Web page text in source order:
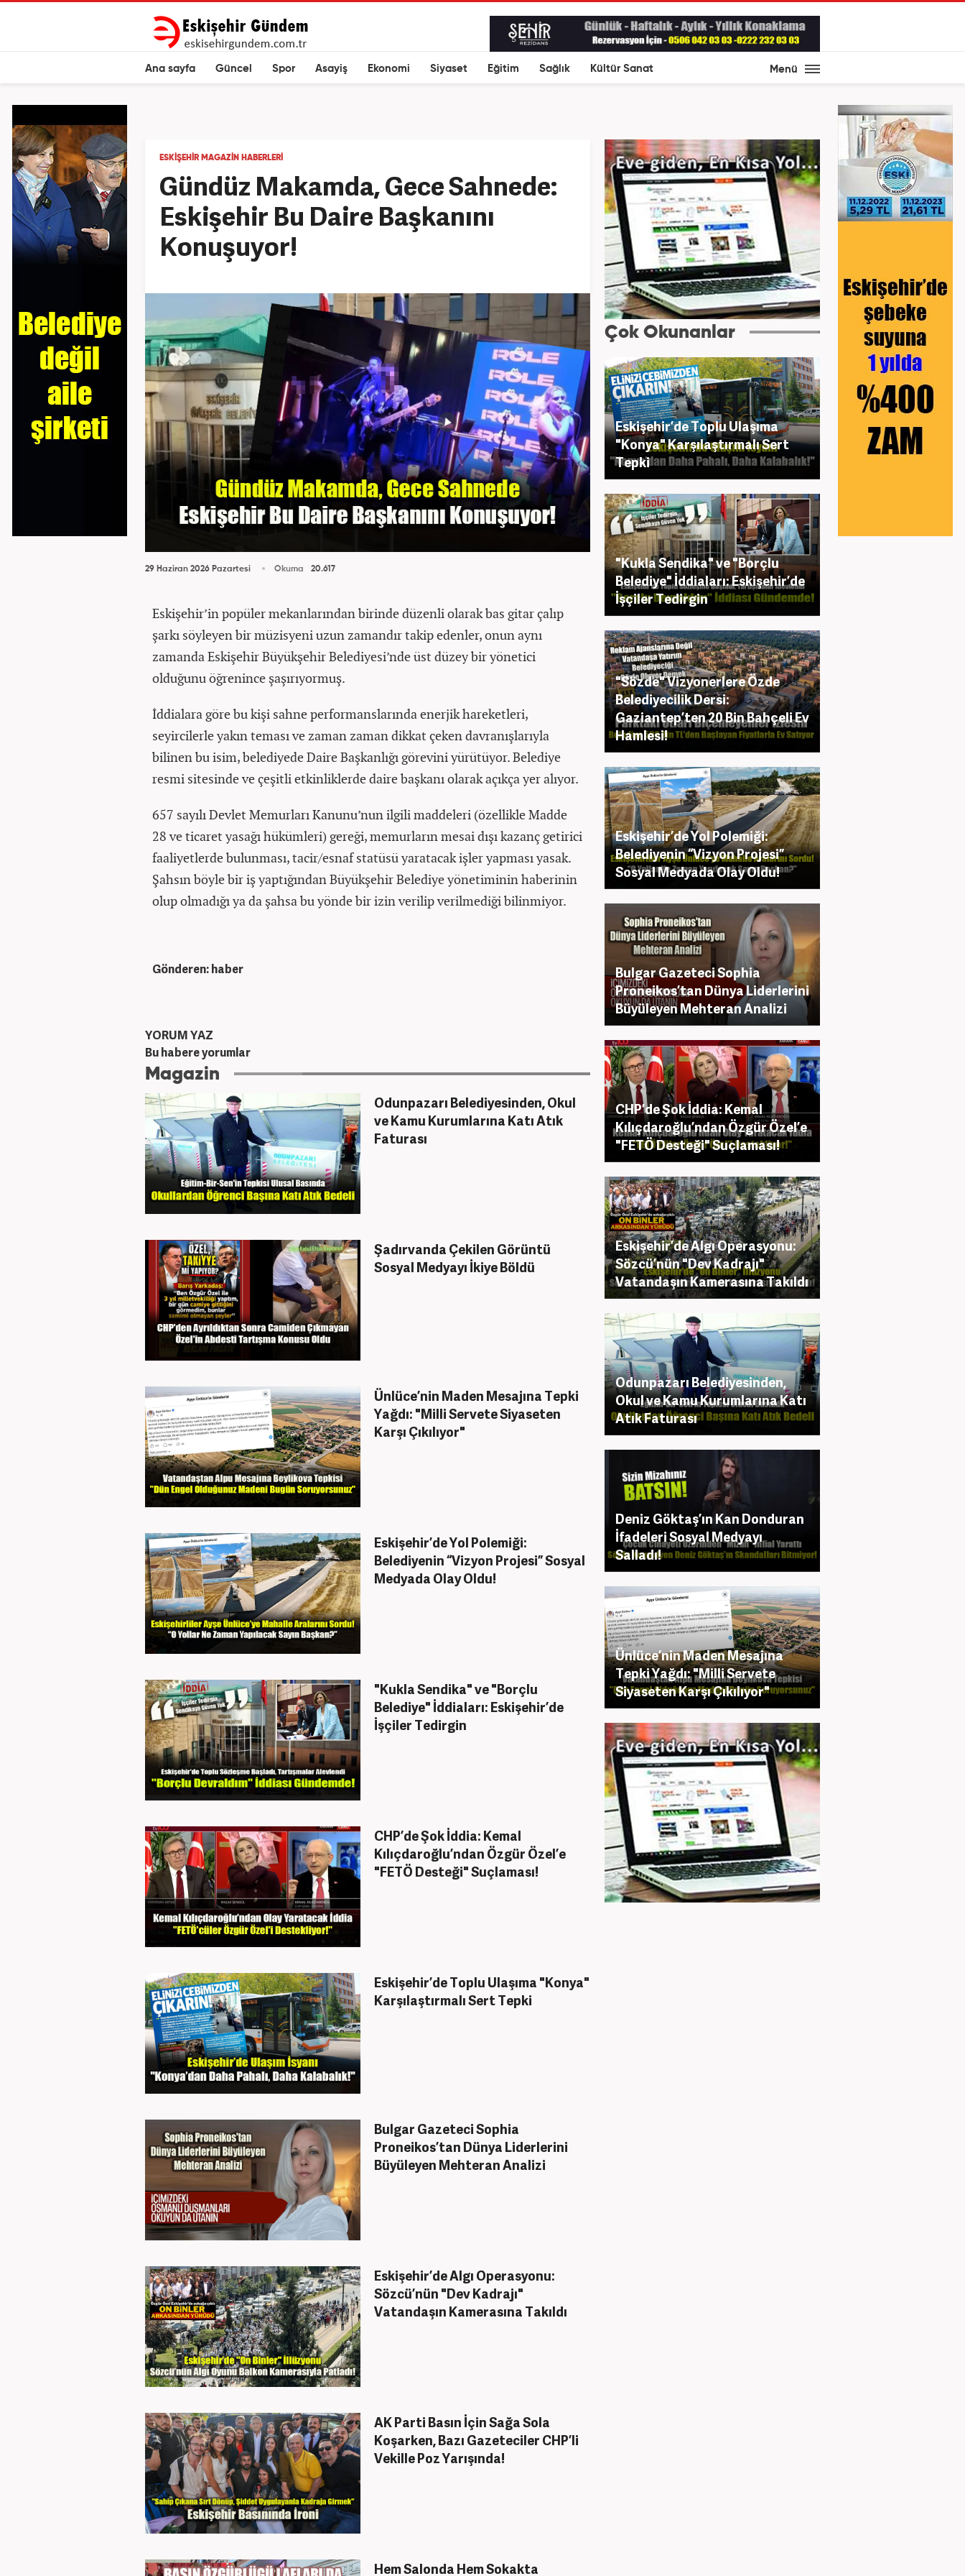
Ana sayfa Güncel Spor Asayiş Ekonomi Siyaset Eğitim Sağlık Kültür Sanat Menü
ESKIŞEHIR MAGAZIN HABERLERI
Gündüz Makamda, Gece Sahnede:
Eskişehir Bu Daire Başkanını
Konuşuyor!
29 Haziran 2026 Pazartesi Okuma 20.617
Eskişehir’in popüler mekanlarından birinde düzenli olarak bas gitar çalıp
şarkı söyleyen bir müzisyeni uzun zamandır takip edenler, onun aynı
zamanda Eskişehir Büyükşehir Belediyesi’nde üst düzey bir yönetici
olduğunu öğrenince şaşırıyormuş.
İddialara göre bu kişi sahne performanslarında enerjik hareketleri,
seyircilerle yakın teması ve zaman zaman dikkat çeken davranışlarıyla
bilinen bu isim, belediyede Daire Başkanlığı görevini yürütüyor. Belediye
resmi sitesinde ve çeşitli etkinliklerde daire başkanı olarak açıkça yer alıyor.
657 sayılı Devlet Memurları Kanunu’nun ilgili maddeleri (özellikle Madde
28 ve ticaret yasağı hükümleri) gereği, memurların mesai dışı kazanç getirici
faaliyetlerde bulunması, tacir/esnaf statüsü yaratacak işler yapması yasak.
Şahsın böyle bir iş yaptığından Büyükşehir Belediye yönetiminin haberinin
olup olmadığı ya da şahsa bu yönde bir izin verilip verilmediği bilinmiyor.
Gönderen: haber
YORUM YAZ
Bu habere yorumlar
Magazin
Odunpazarı Belediyesinden, Okul
ve Kamu Kurumlarına Katı Atık
Faturası
Şadırvanda Çekilen Görüntü
Sosyal Medyayı İkiye Böldü
Ünlüce’nin Maden Mesajına Tepki
Yağdı: "Milli Servete Siyaseten
Karşı Çıkılıyor"
Eskişehir’de Yol Polemiği:
Belediyenin “Vizyon Projesi” Sosyal
Medyada Olay Oldu!
"Kukla Sendika" ve "Borçlu
Belediye" İddiaları: Eskişehir’de
İşçiler Tedirgin
CHP’de Şok İddia: Kemal
Kılıçdaroğlu’ndan Özgür Özel’e
"FETÖ Desteği" Suçlaması!
Eskişehir’de Toplu Ulaşıma "Konya"
Karşılaştırmalı Sert Tepki
Bulgar Gazeteci Sophia
Proneikos’tan Dünya Liderlerini
Büyüleyen Mehteran Analizi
Eskişehir’de Algı Operasyonu:
Sözcü’nün "Dev Kadrajı"
Vatandaşın Kamerasına Takıldı
AK Parti Basın İçin Sağa Sola
Koşarken, Bazı Gazeteciler CHP’li
Vekille Poz Yarışında!
Hem Salonda Hem Sokakta
Çok Okunanlar
Eskişehir’de Toplu Ulaşıma
"Konya" Karşılaştırmalı Sert
Tepki
"Kukla Sendika" ve "Borçlu
Belediye" İddiaları: Eskişehir’de
İşçiler Tedirgin
"Sözde" Vizyonerlere Özde
Belediyecilik Dersi:
Gaziantep’ten 20 Bin Bahçeli Ev
Hamlesi!
Eskişehir’de Yol Polemiği:
Belediyenin “Vizyon Projesi”
Sosyal Medyada Olay Oldu!
Bulgar Gazeteci Sophia
Proneikos’tan Dünya Liderlerini
Büyüleyen Mehteran Analizi
CHP’de Şok İddia: Kemal
Kılıçdaroğlu’ndan Özgür Özel’e
"FETÖ Desteği" Suçlaması!
Eskişehir’de Algı Operasyonu:
Sözcü’nün "Dev Kadrajı"
Vatandaşın Kamerasına Takıldı
Odunpazarı Belediyesinden,
Okul ve Kamu Kurumlarına Katı
Atık Faturası
Deniz Göktaş’ın Kan Donduran
İfadeleri Sosyal Medyayı
Salladı!
Ünlüce’nin Maden Mesajına
Tepki Yağdı: "Milli Servete
Siyaseten Karşı Çıkılıyor"